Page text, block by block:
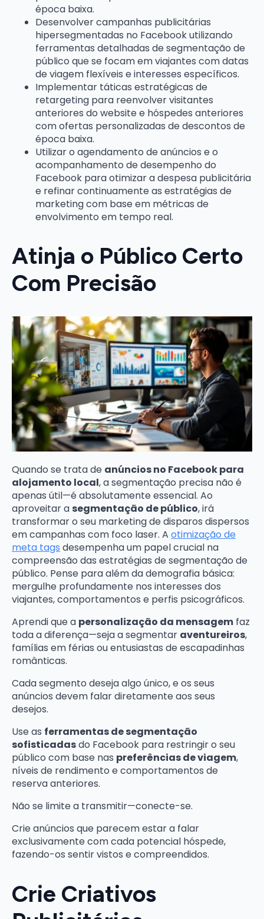
época baixa.
Desenvolver campanhas publicitárias
hipersegmentadas no Facebook utilizando
ferramentas detalhadas de segmentação de
público que se focam em viajantes com datas
de viagem flexíveis e interesses específicos.
Implementar táticas estratégicas de
retargeting para reenvolver visitantes
anteriores do website e hóspedes anteriores
com ofertas personalizadas de descontos de
época baixa.
Utilizar o agendamento de anúncios e o
acompanhamento de desempenho do
Facebook para otimizar a despesa publicitária
e refinar continuamente as estratégias de
marketing com base em métricas de
envolvimento em tempo real.
Atinja o Público Certo
Com Precisão
Quando se trata de anúncios no Facebook para
alojamento local, a segmentação precisa não é
apenas útil—é absolutamente essencial. Ao
aproveitar a segmentação de público, irá
transformar o seu marketing de disparos dispersos
em campanhas com foco laser. A otimização de
meta tags desempenha um papel crucial na
compreensão das estratégias de segmentação de
público. Pense para além da demografia básica:
mergulhe profundamente nos interesses dos
viajantes, comportamentos e perfis psicográficos.
Aprendi que a personalização da mensagem faz
toda a diferença—seja a segmentar aventureiros,
famílias em férias ou entusiastas de escapadinhas
românticas.
Cada segmento deseja algo único, e os seus
anúncios devem falar diretamente aos seus
desejos.
Use as ferramentas de segmentação
sofisticadasdo Facebook para restringir o seu
público com base nas preferências de viagem,
níveis de rendimento e comportamentos de
reserva anteriores.
Não se limite a transmitir—conecte-se.
Crie anúncios que parecem estar a falar
exclusivamente com cada potencial hóspede,
fazendo-os sentir vistos e compreendidos.
Crie Criativos